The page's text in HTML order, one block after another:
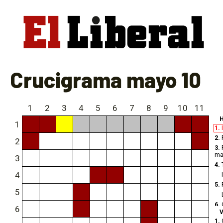
Crucigrama mayo 10
1.
2.
3.
4.
5.
6.
1.
1 2 3 4 5 6 7 8 9 10
11
1
2
3
4
5
6